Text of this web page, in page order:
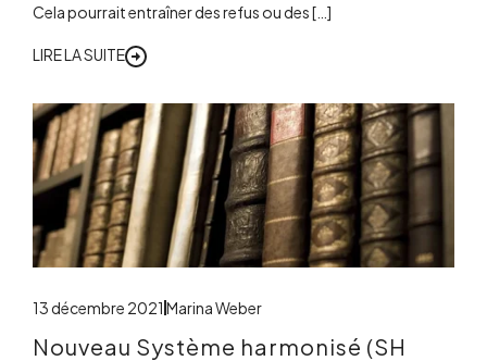
Cela pourrait entraîner des refus ou des […]
LIRE LA SUITE
13 décembre 2021 Marina Weber
Nouveau Système harmonisé (SH